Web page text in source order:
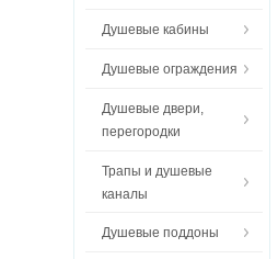
Душевые кабины
Душевые ограждения
Душевые двери,
перегородки
Трапы и душевые
каналы
Душевые поддоны